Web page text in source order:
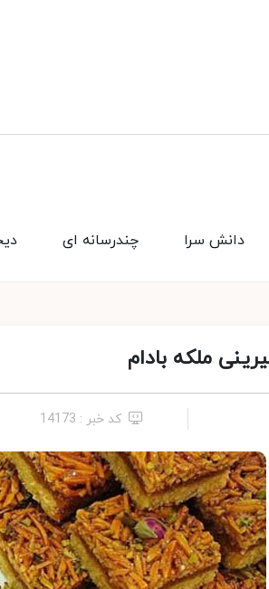
چندرسانه ای دانش سرا
ملکه بادام
کد خبر : 14173